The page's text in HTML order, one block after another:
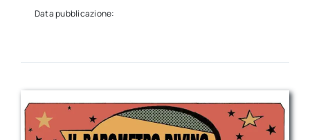
Data pubblicazione: